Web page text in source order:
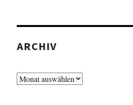
ARCHIV
Archiv